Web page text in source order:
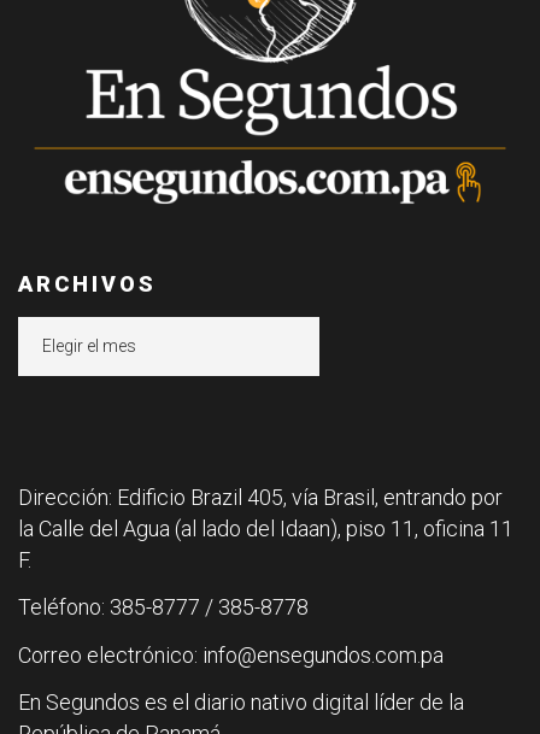
ARCHIVOS
Dirección: Edificio Brazil 405, vía Brasil, entrando por
la Calle del Agua (al lado del Idaan), piso 11, oficina 11
F.
Teléfono: 385-8777 / 385-8778
Correo electrónico: info@ensegundos.com.pa
En Segundos es el diario nativo digital líder de la